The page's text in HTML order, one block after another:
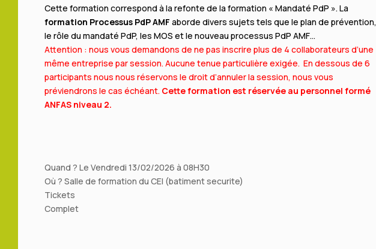
Cette formation correspond à la refonte de la formation « Mandaté PdP ». La
formation Processus PdP AMF aborde divers sujets tels que le plan de prévention,
le rôle du mandaté PdP, les MOS et le nouveau processus PdP AMF…
Attention : nous vous demandons de ne pas inscrire plus de 4 collaborateurs d’une
même entreprise par session. Aucune tenue particulière exigée. En dessous de 6
participants nous nous réservons le droit d’annuler la session, nous vous
préviendrons le cas échéant. Cette formation est réservée au personnel formé
ANFAS niveau 2.
Quand ? Le Vendredi 13/02/2026 à 08H30
Où ? Salle de formation du CEI (batiment securite)
Tickets
Complet